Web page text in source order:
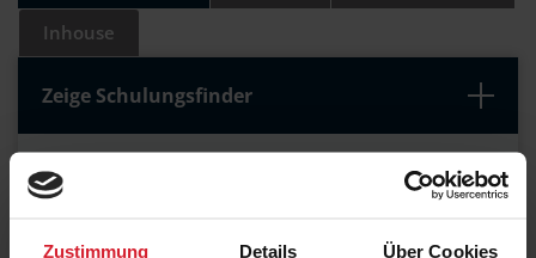
Zustimmung Details Über Cookies
Inhouse
Zeige Schulungsfinder
05.10. - 09.10.26
Maxpert Schulungscenter / hybrid